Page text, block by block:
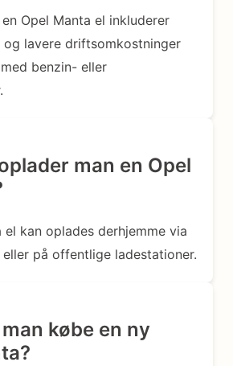
Opel Manta el inkluderer
og lavere driftsomkostninger
benzin- eller
man en Opel
el kan oplades derhjemme via
på offentlige ladestationer.
købe en ny